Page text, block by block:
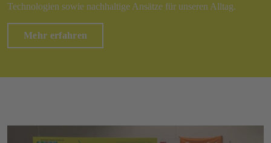
Technologien sowie nachhaltige Ansätze für unseren Alltag.
Mehr erfahren